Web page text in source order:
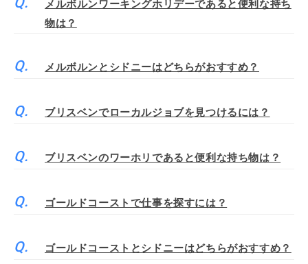
メルボルンワーキングホリデーであると便利な持ち
物は？
メルボルンとシドニーはどちらがおすすめ？
ブリスベンでローカルジョブを見つけるには？
ブリスベンのワーホリであると便利な持ち物は？
ゴールドコーストで仕事を探すには？
ゴールドコーストとシドニーはどちらがおすすめ？